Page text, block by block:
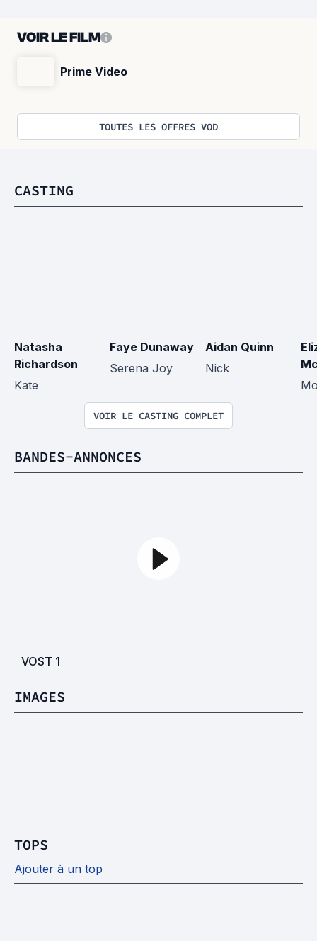
VOIR LE FILM
Prime Video
TOUTES LES OFFRES VOD
CASTING
Natasha
Richardson
Kate
Faye Dunaway
Serena Joy
Aidan Quinn
Nick
VOIR LE CASTING COMPLET
BANDES-ANNONCES
VOST 1
IMAGES
TOPS
Ajouter à un top